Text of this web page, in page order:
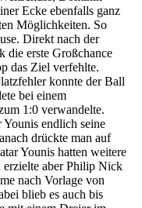
Ecke ebenfalls ganz
Möglichkeiten. So
Direkt nach der
die erste Großchance
das Ziel verfehlte.
konnte der Ball
bei einem
1:0 verwandelte.
endlich seine
drückte man auf
Younis hatten weitere
aber Philip Nick
nach Vorlage von
blieb es auch bis